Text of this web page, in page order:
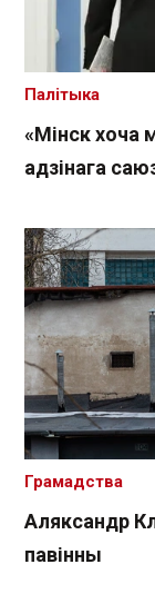
«Мінск хоча
адзінага
Палітыка
Аляксандр
павінны
Грамадства